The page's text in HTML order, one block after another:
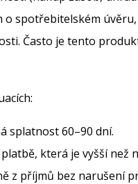
spotřebitelském
Často je tento
splatnost 60–90 dní.
která je vyšší než
z příjmů bez narušení